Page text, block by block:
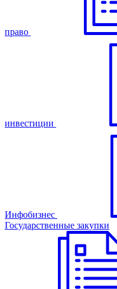
право
инвестиции
Инфобизнес
Государственные закупки